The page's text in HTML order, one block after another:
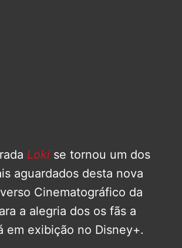
Loki se tornou um dos
aguardados desta nova
Cinematográfico da
a alegria dos os fãs a
em exibição no Disney+.